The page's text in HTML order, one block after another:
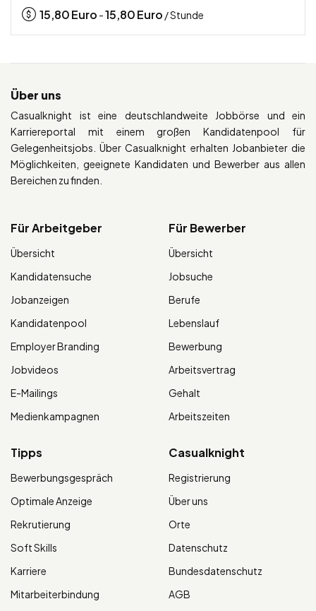
15,80Euro -15,80Euro / Stunde
Über uns
Casualknight ist eine deutschlandweite Jobbörse und ein
Karriereportal mit einem großen Kandidatenpool für
Gelegenheitsjobs. Über Casualknight erhalten Jobanbieter die
Möglichkeiten, geeignete Kandidaten und Bewerber aus allen
Bereichen zu finden.
Für Arbeitgeber
Übersicht
Kandidatensuche
Jobanzeigen
Kandidatenpool
Employer Branding
Jobvideos
E-Mailings
Medienkampagnen
Für Bewerber
Übersicht
Jobsuche
Berufe
Lebenslauf
Bewerbung
Arbeitsvertrag
Gehalt
Arbeitszeiten
Tipps
Bewerbungsgespräch
Optimale Anzeige
Rekrutierung
Soft Skills
Karriere
Mitarbeiterbindung
Casualknight
Registrierung
Über uns
Orte
Datenschutz
Bundesdatenschutz
AGB